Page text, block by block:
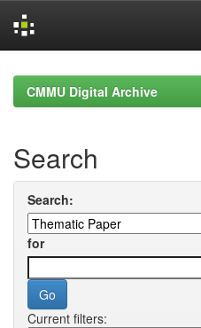
navigationCMMU Digital Archive
Search
Search:
for
Current filters: